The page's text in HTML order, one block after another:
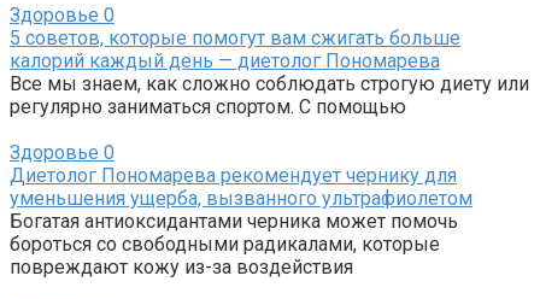
Здоровье 0
5 советов, которые помогут вам сжигать больше
калорий каждый день — диетолог Пономарева
Все мы знаем, как сложно соблюдать строгую диету или
регулярно заниматься спортом. С помощью
Здоровье 0
Диетолог Пономарева рекомендует чернику для
уменьшения ущерба, вызванного ультрафиолетом
Богатая антиоксидантами черника может помочь
бороться со свободными радикалами, которые
повреждают кожу из-за воздействия